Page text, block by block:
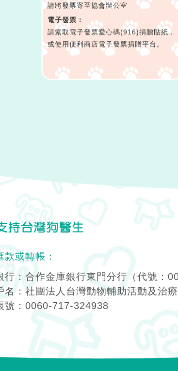
請將發票寄至協會辦公室
電子發票：
請索取電子發票愛心碼(916)捐贈貼紙，
或使用便利商店電子發票捐贈平台。
款或轉帳：
行：合作金庫銀行東門分行（代號：
名：社團法人台灣動物輔助活動及治
號：0060-717-324938